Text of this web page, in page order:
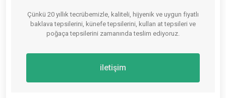
Çünkü 20 yıllık tecrübemizle, kaliteli, hijyenik ve uygun fiyatlı
baklava tepsilerini, künefe tepsilerini, kullan at tepsileri ve
poğaça tepsilerini zamanında teslim ediyoruz.
iletişim